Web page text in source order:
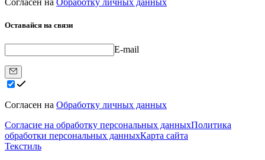
Согласен на Обработку личных данных
Оставайся на связи
E-mail
Согласен на Обработку личных данных
Согласие на обработку персональных данныхПолитика
обработки персональных данныхКарта сайта
Текстиль